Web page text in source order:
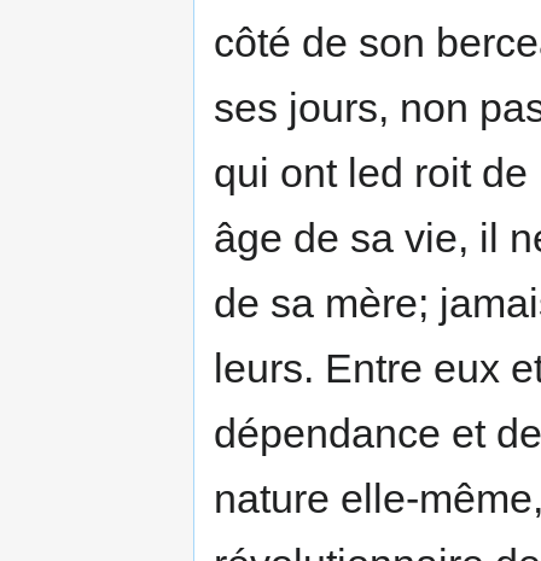
côté de son
ses jours, non
qui ont led roit
âge de sa vie, il
de sa mère;
leurs. Entre eux
dépendance et
nature elle-